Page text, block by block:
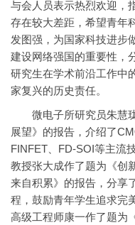
与会人员表示热烈欢迎，
存在较大差距，希望青年
发图强，为国家科技进步
建设网络强国的重要性，
研究生在学术前沿工作中
家复兴的历史责任。
微电子所研究员朱慧珑
展望》的报告，介绍了
FINFET、FD-SOI等主流
教授张大成作了题为《创
来自积累》的报告，分享
程，鼓励青年学生追求完
高级工程师康一作了题为